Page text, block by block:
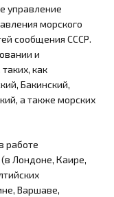
управление
морского
сообщения СССР.
и
как
Бакинский,
а также морских
работе
Лондоне, Каире,
Варшаве,